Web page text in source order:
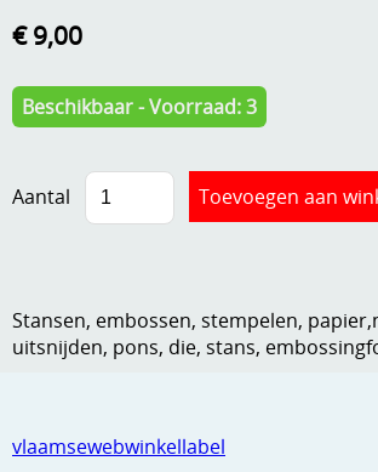
Handige extra's
Hechtingsmaterialen
Kleurmateriaal-tekenmateriaal
Leuke versieringen
vlaamsewebwinkellabel
€ 9,00
Beschikbaar - Voorraad: 3
Aantal
Stansen, embossen, stempelen,
uitsnijden, pons, die, stans,